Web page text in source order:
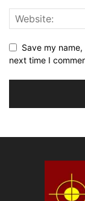
Save my
next time I